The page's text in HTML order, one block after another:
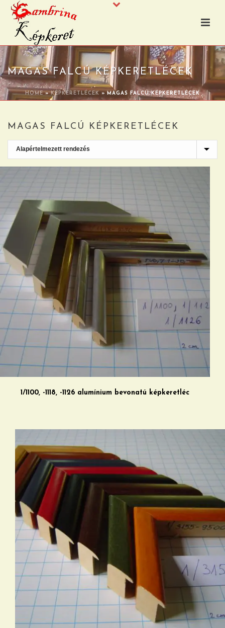
MAGAS FALCÚ KÉPKERETLÉCEK
HOME»KÉPKERETLÉCEK »MAGAS FALCÚ KÉPKERETLÉCEK
MAGAS FALCÚ KÉPKERETLÉCEK
1/1100, -1118, -1126 alumínium bevonatú képkeretléc